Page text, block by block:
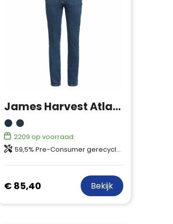
James Harvest Atlantis Broek Dames
2209 op voorraad
59,5% Pre-Consumer gerecycled katoen, 22% gerecycled polyester, 16% Post-Consumer gerecycled katoen, 2,5% elastaan, Gerecycled materiaal
€ 85,40 Bekijk